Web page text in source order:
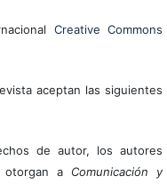
Creative Commons
aceptan las siguientes
de autor, los autores
otorgan a Comunicación y